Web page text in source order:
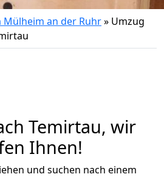
an der Ruhr» Umzug
Temirtau, wir
Ihnen!
und suchen nach einem